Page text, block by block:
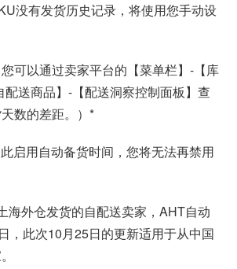
没有发货历史记录，将使用您手动设
您可以通过卖家平台的【菜单栏】-【库
送商品】-【配送洞察控制面板】查
数的差距。）*
启用自动备货时间，您将无法再禁用
海外仓发货的自配送卖家，AHT自动
，此次10月25日的更新适用于从中国